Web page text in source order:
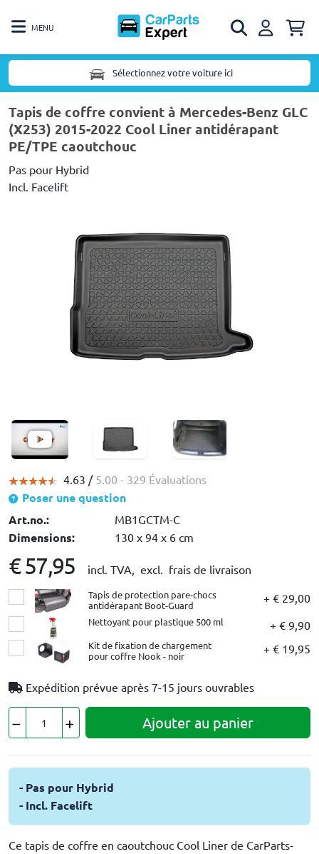
MENU
Sélectionnez votre voiture ici
Tapis de coffre convient à Mercedes-Benz GLC
(X253) 2015-2022 Cool Liner antidérapant
PE/TPE caoutchouc
Pas pour Hybrid
Incl. Facelift
4.63 / 5.00 - 329 Évaluations
Poser une question
Art.no.:
MB1GCTM-C
Dimensions: 130 x 94 x 6 cm
€ 57,95 incl. TVA, excl. frais de livraison
Tapis de protection pare-chocs
antidérapant Boot-Guard
+ € 29,00
Nettoyant pour plastique 500 ml + € 9,90
Kit de fixation de chargement
pour coffre Nook - noir
+ € 19,95
Expédition prévue après 7-15 jours ouvrables
Ajouter au panier
- Pas pour Hybrid
- Incl. Facelift
Ce tapis de coffre en caoutchouc Cool Liner de CarParts-